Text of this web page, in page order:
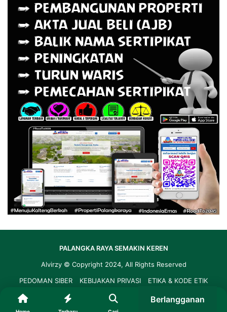
PALANGKA RAYA SEMAKIN KEREN
Alvirzy © Copyright 2024, All Rights Reserved
PEDOMAN SIBER
KEBIJAKAN PRIVASI
ETIKA & KODE ETIK
LAYANAN REDAKSI
Berlangganan